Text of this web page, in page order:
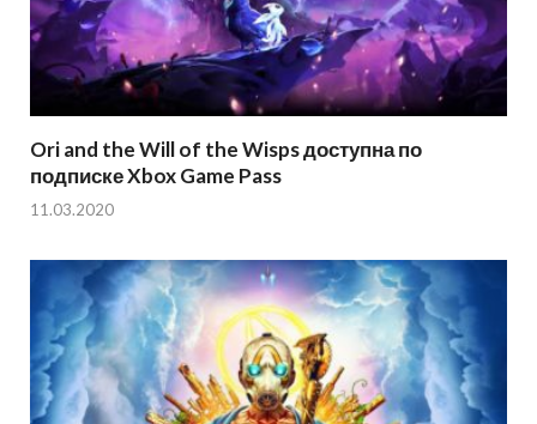
Ori and the Will of the Wisps доступна по
подписке Xbox Game Pass
11.03.2020